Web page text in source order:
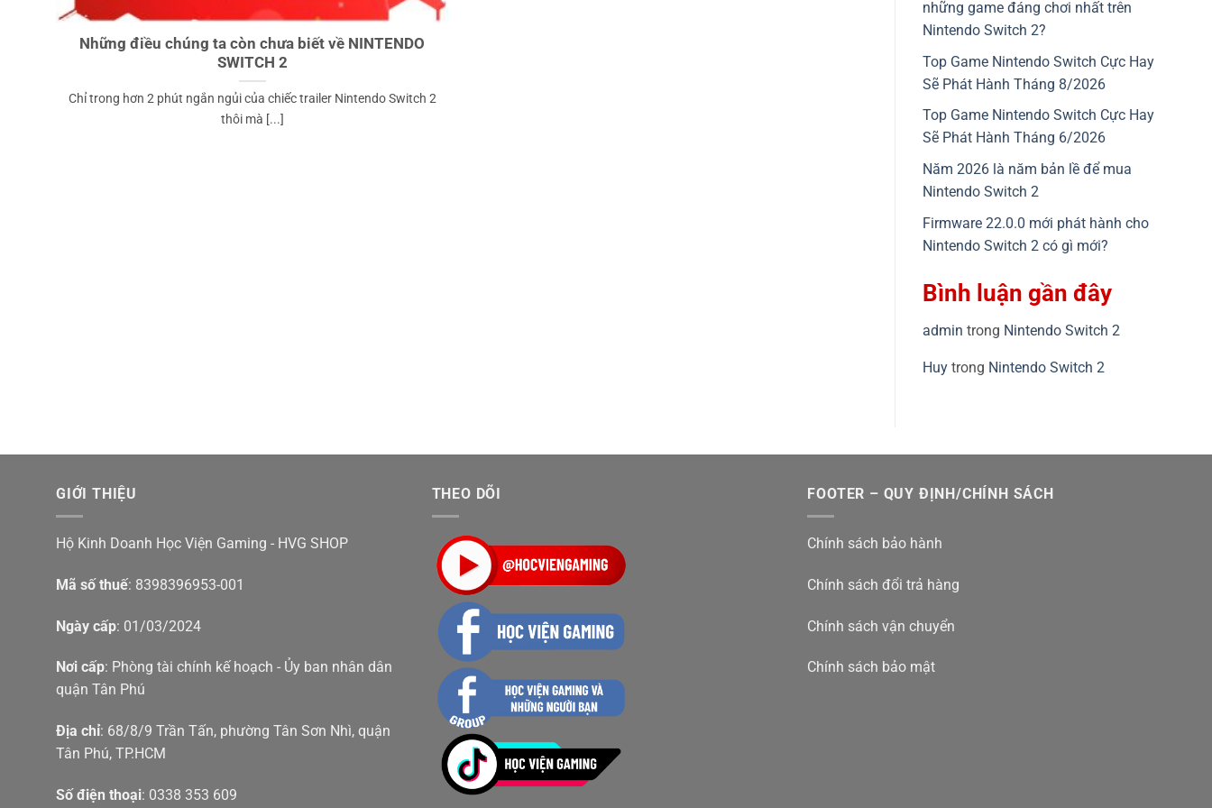
Những điều chúng ta còn chưa biết về NINTENDO
SWITCH 2
Chỉ trong hơn 2 phút ngắn ngủi của chiếc trailer Nintendo Switch 2
thôi mà [...]
những game đáng chơi nhất trên
Nintendo Switch 2?
Top Game Nintendo Switch Cực Hay
Sẽ Phát Hành Tháng 8/2026
Top Game Nintendo Switch Cực Hay
Sẽ Phát Hành Tháng 6/2026
Năm 2026 là năm bản lề để mua
Nintendo Switch 2
Firmware 22.0.0 mới phát hành cho
Nintendo Switch 2 có gì mới?
Bình luận gần đây
admin trong Nintendo Switch 2
Huy trong Nintendo Switch 2
GIỚI THIỆU
Hộ Kinh Doanh Học Viện Gaming - HVG SHOP
Mã số thuế: 8398396953-001
Ngày cấp: 01/03/2024
Nơi cấp: Phòng tài chính kế hoạch - Ủy ban nhân dân
quận Tân Phú
Địa chỉ: 68/8/9 Trần Tấn, phường Tân Sơn Nhì, quận
Tân Phú, TP.HCM
Số điện thoại: 0338 353 609
THEO DÕI FOOTER – QUY ĐỊNH/CHÍNH SÁCH
Chính sách bảo hành
Chính sách đổi trả hàng
Chính sách vận chuyển
Chính sách bảo mật